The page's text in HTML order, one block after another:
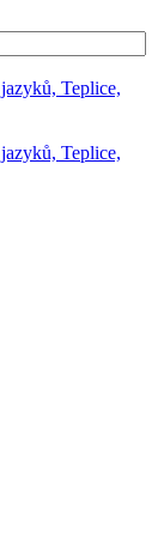
Teplice,
Teplice,